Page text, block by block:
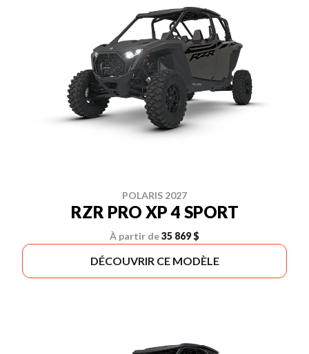
POLARIS 2027
RZR PRO XP 4 SPORT
À partir de35 869 $
DÉCOUVRIR CE MODÈLE